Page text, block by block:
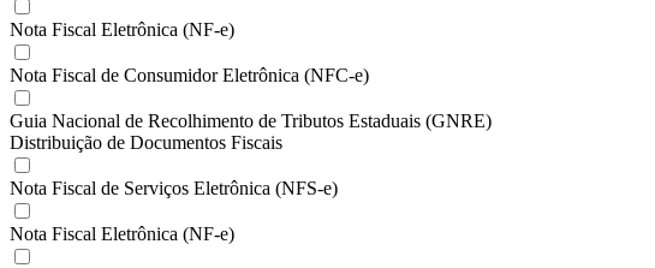
Nota Fiscal Eletrônica (NF-e)
Nota Fiscal de Consumidor Eletrônica (NFC-e)
Guia Nacional de Recolhimento de Tributos Estaduais (GNRE)
Distribuição de Documentos Fiscais
Nota Fiscal de Serviços Eletrônica (NFS-e)
Nota Fiscal Eletrônica (NF-e)